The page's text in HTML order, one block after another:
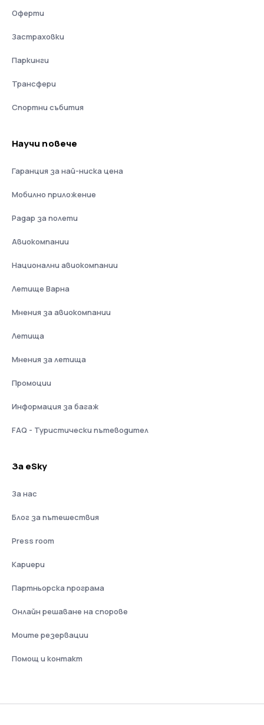
Оферти
Застраховки
Паркинги
Трансфери
Спортни събития
Научи повече
Гаранция за най-ниска цена
Мобилно приложение
Радар за полети
Авиокомпании
Национални авиокомпании
Летище Варна
Мнения за авиокомпании
Летища
Мнения за летища
Промоции
Информация за багаж
FAQ - Туристически пътеводител
За eSky
За нас
Блог за пътешествия
Press room
Кариери
Партньорска програма
Онлайн решаване на спорове
Моите резервации
Помощ и контакт